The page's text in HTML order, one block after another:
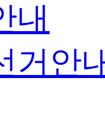
내
거안